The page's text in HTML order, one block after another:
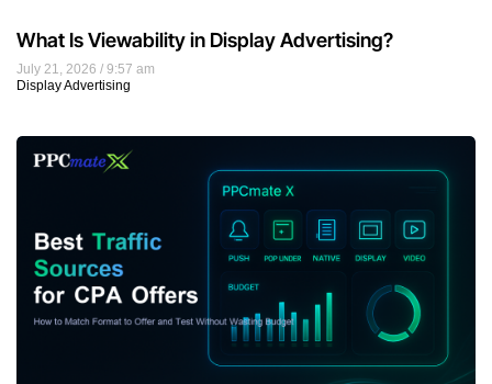
July 21, 2026
9:57 am
Display Advertising
What Is Viewability in Display Advertising?